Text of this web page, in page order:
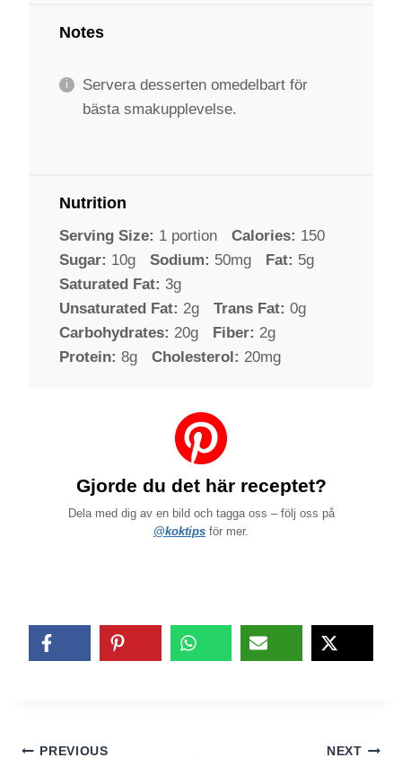
Notes
Servera desserten omedelbart för
bästa smakupplevelse.
Nutrition
Serving Size: 1 portion Calories: 150
Sugar: 10g Sodium: 50mg Fat: 5g
Saturated Fat: 3g
Unsaturated Fat: 2g Trans Fat: 0g
Carbohydrates: 20g Fiber: 2g
Protein: 8g Cholesterol: 20mg
Gjorde du det här receptet?
Dela med dig av en bild och tagga oss – följ oss på
@koktips för mer.
Inläggsnavigering
PREVIOUS NEXT